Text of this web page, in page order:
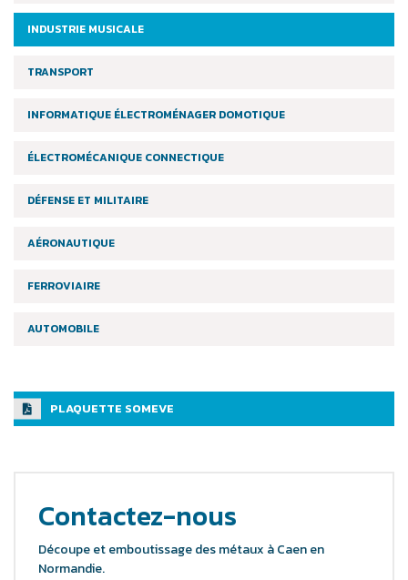
INDUSTRIE MUSICALE
TRANSPORT
INFORMATIQUE ÉLECTROMÉNAGER DOMOTIQUE
ÉLECTROMÉCANIQUE CONNECTIQUE
DÉFENSE ET MILITAIRE
AÉRONAUTIQUE
FERROVIAIRE
AUTOMOBILE
PLAQUETTE SOMEVE
Contactez-nous
Découpe et emboutissage des métaux à Caen en
Normandie.